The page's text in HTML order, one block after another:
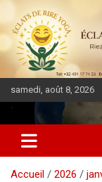
samedi, août 8, 2026
Accueil 2026